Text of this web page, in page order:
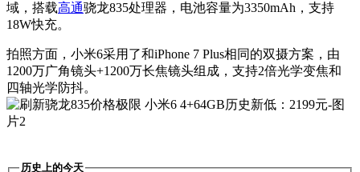
域，搭载高通骁龙835处理器，电池容量为3350mAh，支持
18W快充。
拍照方面，小米6采用了和iPhone 7 Plus相同的双摄方案，由
1200万广角镜头+1200万长焦镜头组成，支持2倍光学变焦和
四轴光学防抖。
历史上的今天